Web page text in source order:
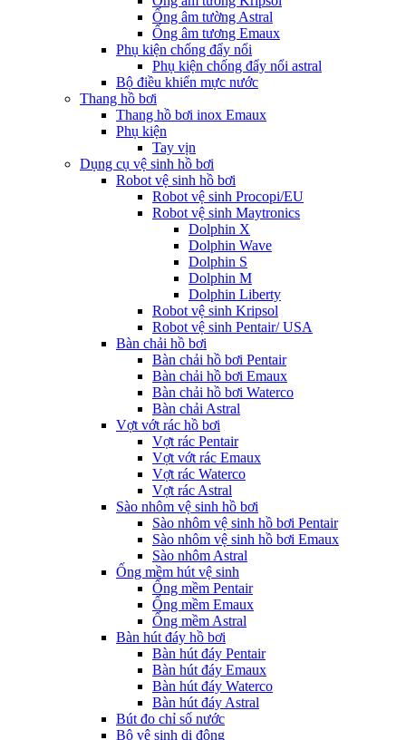
Ống âm tường Astral
Ống âm tương Emaux
Phụ kiện chống đẩy nổi
Phụ kiện chống đẩy nổi astral
Bộ điều khiển mực nước
Thang hồ bơi
Thang hồ bơi inox Emaux
Phụ kiện
Tay vịn
Dụng cụ vệ sinh hồ bơi
Robot vệ sinh hồ bơi
Robot vệ sinh Procopi/EU
Robot vệ sinh Maytronics
Dolphin X
Dolphin Wave
Dolphin S
Dolphin M
Dolphin Liberty
Robot vệ sinh Kripsol
Robot vệ sinh Pentair/ USA
Bàn chải hồ bơi
Bàn chải hồ bơi Pentair
Bàn chải hồ bơi Emaux
Bàn chải hồ bơi Waterco
Bàn chải Astral
Vợt vớt rác hồ bơi
Vợt rác Pentair
Vợt vớt rác Emaux
Vợt rác Waterco
Vợt rác Astral
Sào nhôm vệ sinh hồ bơi
Sào nhôm vệ sinh hồ bơi Pentair
Sào nhôm vệ sinh hồ bơi Emaux
Sào nhôm Astral
Ống mềm hút vệ sinh
Ống mềm Pentair
Ống mềm Emaux
Ống mềm Astral
Bàn hút đáy hồ bơi
Bàn hút đáy Pentair
Bàn hút đáy Emaux
Bàn hút đáy Waterco
Bàn hút đáy Astral
Bút đo chỉ số nước
Bộ vệ sinh di động